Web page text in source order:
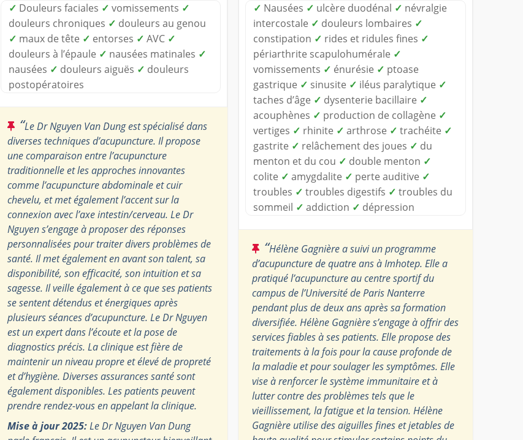
✓ Douleurs faciales ✓ vomissements ✓
douleurs chroniques ✓ douleurs au genou
✓ maux de tête ✓ entorses ✓ AVC ✓
douleurs à l’épaule ✓ nausées matinales ✓
nausées ✓ douleurs aiguës ✓ douleurs
postopératoires
“Le Dr Nguyen Van Dung est spécialisé dans
diverses techniques d’acupuncture. Il propose
une comparaison entre l’acupuncture
traditionnelle et les approches innovantes
comme l’acupuncture abdominale et cuir
chevelu, et met également l’accent sur la
connexion avec l’axe intestin/cerveau. Le Dr
Nguyen s’engage à proposer des réponses
personnalisées pour traiter divers problèmes de
santé. Il met également en avant son talent, sa
disponibilité, son efficacité, son intuition et sa
sagesse. Il veille également à ce que ses patients
se sentent détendus et énergiques après
plusieurs séances d’acupuncture. Le Dr Nguyen
est un expert dans l’écoute et la pose de
diagnostics précis. La clinique est fière de
maintenir un niveau propre et élevé de propreté
et d’hygiène. Diverses assurances santé sont
également disponibles. Les patients peuvent
prendre rendez-vous en appelant la clinique.
Mise à jour 2025:Le Dr Nguyen Van Dung
✓ Nausées ✓ ulcère duodénal ✓ névralgie
intercostale ✓ douleurs lombaires ✓
constipation ✓ rides et ridules fines ✓
périarthrite scapulohumérale ✓
vomissements ✓ énurésie ✓ ptoase
gastrique ✓ sinusite ✓ iléus paralytique ✓
taches d’âge ✓ dysenterie bacillaire ✓
acouphènes ✓ production de collagène ✓
vertiges ✓ rhinite ✓ arthrose ✓ trachéite ✓
gastrite ✓ relâchement des joues ✓ du
menton et du cou ✓ double menton ✓
colite ✓ amygdalite ✓ perte auditive ✓
troubles ✓ troubles digestifs ✓ troubles du
sommeil ✓ addiction ✓ dépression
“Hélène Gagnière a suivi un programme
d’acupuncture de quatre ans à Imhotep. Elle a
pratiqué l’acupuncture au centre sportif du
campus de l’Université de Paris Nanterre
pendant plus de deux ans après sa formation
diversifiée. Hélène Gagnière s’engage à offrir des
services fiables à ses patients. Elle propose des
traitements à la fois pour la cause profonde de
la maladie et pour soulager les symptômes. Elle
vise à renforcer le système immunitaire et à
lutter contre des problèmes tels que le
vieillissement, la fatigue et la tension. Hélène
Gagnière utilise des aiguilles fines et jetables de